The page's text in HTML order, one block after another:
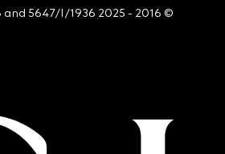
© 2016 - 2025 Guccio Gucci S.p.A. - All rights reserved. SIAE LICENCE # 2294/I/1936 and 5647/I/1936